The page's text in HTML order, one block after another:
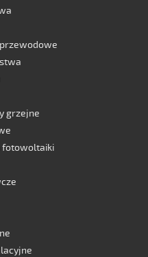
grzejne
fotowoltaiki